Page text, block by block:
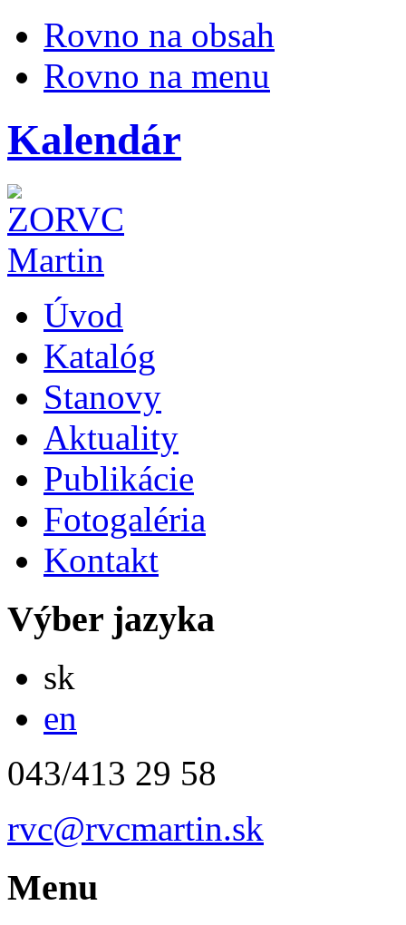
Rovno na obsah
Rovno na menu
Kalendár
Úvod
Katalóg
Stanovy
Aktuality
Publikácie
Fotogaléria
Kontakt
Výber jazyka
sk
en
043/413 29 58
rvc@rvcmartin.sk
Menu